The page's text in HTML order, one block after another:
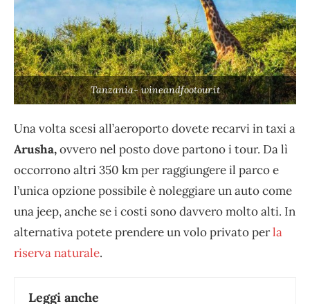
Tanzania- wineandfootour.it
Una volta scesi all’aeroporto dovete recarvi in taxi a
Arusha,ovvero nel posto dove partono i tour. Da lì
occorrono altri 350 km per raggiungere il parco e
l’unica opzione possibile è noleggiare un auto come
una jeep, anche se i costi sono davvero molto alti. In
alternativa potete prendere un volo privato perla
riserva naturale.
Leggi anche